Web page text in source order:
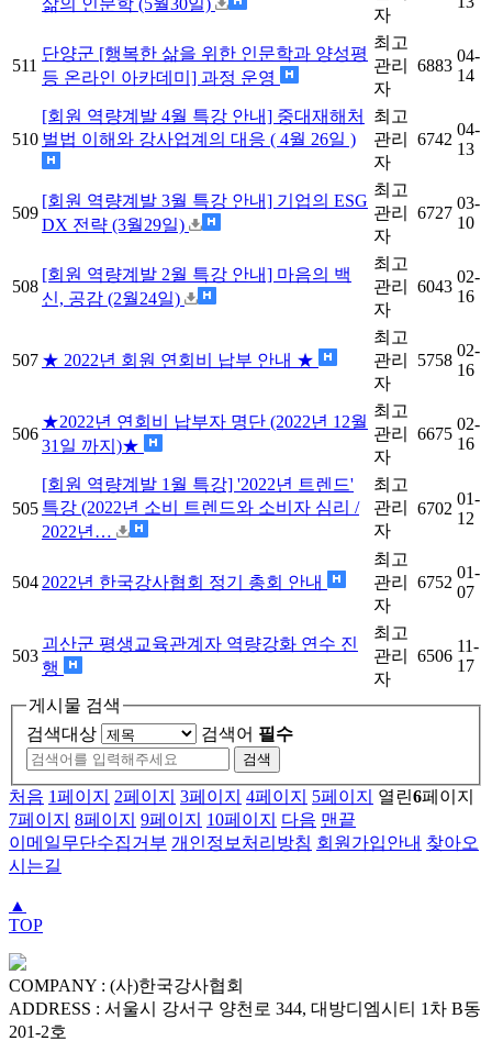
자
511
단양군 [행복한 삶을 위한 인문학과 양성평
등 온라인 아카데미] 과정 운영
최고
관리
자
6883
04-
14
510
[회원 역량계발 4월 특강 안내] 중대재해처
벌법 이해와 강사업계의 대응 ( 4월 26일 )
최고
관리
자
6742
04-
13
509
[회원 역량계발 3월 특강 안내] 기업의 ESG
DX 전략 (3월29일)
최고
관리
자
6727
03-
10
508
[회원 역량계발 2월 특강 안내] 마음의 백
신, 공감 (2월24일)
최고
관리
자
6043
02-
16
507 ★ 2022년 회원 연회비 납부 안내 ★
최고
관리
자
5758
02-
16
506
★2022년 연회비 납부자 명단 (2022년 12월
31일 까지)★
최고
관리
자
6675
02-
16
505
[회원 역량계발 1월 특강] '2022년 트렌드'
특강 (2022년 소비 트렌드와 소비자 심리 /
2022년…
최고
관리
자
6702
01-
12
504 2022년 한국강사협회 정기 총회 안내
최고
관리
자
6752
01-
07
503
괴산군 평생교육관계자 역량강화 연수 진
행
최고
관리
자
6506
11-
17
게시물 검색
검색대상
검색어 필수
검색
처음 1페이지 2페이지 3페이지 4페이지 5페이지 열린6페이지
7페이지 8페이지 9페이지 10페이지 다음 맨끝
이메일무단수집거부 개인정보처리방침 회원가입안내 찾아오
시는길
▲
TOP
COMPANY : (사)한국강사협회
ADDRESS : 서울시 강서구 양천로 344, 대방디엠시티 1차 B동
201-2호